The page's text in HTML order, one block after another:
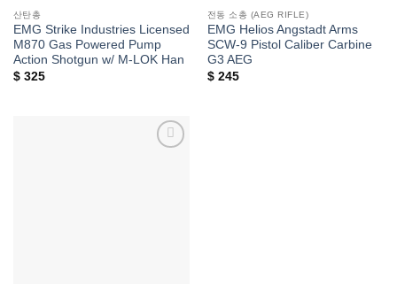
산탄총
EMG Strike Industries Licensed
M870 Gas Powered Pump
Action Shotgun w/ M-LOK Han
$325
전동 소총 (AEG RIFLE)
EMG Helios Angstadt Arms
SCW-9 Pistol Caliber Carbine
G3 AEG
$245